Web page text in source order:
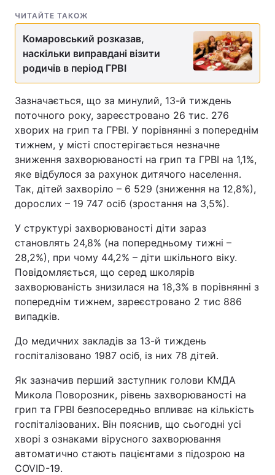
ЧИТАЙТЕ ТАКОЖ
Комаровський розказав,
наскільки виправдані візити
родичів в період ГРВІ
Зазначається, що за минулий, 13-й тиждень
поточного року, зареєстровано 26 тис. 276
хворих на грип та ГРВІ. У порівнянні з попереднім
тижнем, у місті спостерігається незначне
зниження захворюваності на грип та ГРВІ на 1,1%,
яке відбулося за рахунок дитячого населення.
Так, дітей захворіло – 6 529 (зниження на 12,8%),
дорослих – 19 747 осіб (зростання на 3,5%).
У структурі захворюваності діти зараз
становлять 24,8% (на попередньому тижні –
28,2%), при чому 44,2% – діти шкільного віку.
Повідомляється, що серед школярів
захворюваність знизилася на 18,3% в порівнянні з
попереднім тижнем, зареєстровано 2 тис 886
випадків.
До медичних закладів за 13-й тиждень
госпіталізовано 1987 осіб, із них 78 дітей.
Як зазначив перший заступник голови КМДА
Микола Поворозник, рівень захворюваності на
грип та ГРВІ безпосередньо впливає на кількість
госпіталізованих. Він пояснив, що сьогодні усі
хворі з ознаками вірусного захворювання
автоматично стають пацієнтами з підозрою на
COVID-19.